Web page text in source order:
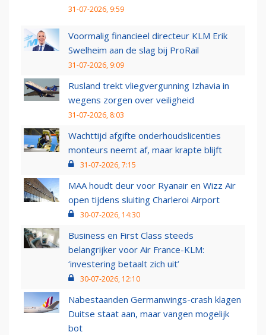
31-07-2026, 9:59
Voormalig financieel directeur KLM Erik
Swelheim aan de slag bij ProRail
31-07-2026, 9:09
Rusland trekt vliegvergunning Izhavia in
wegens zorgen over veiligheid
31-07-2026, 8:03
Wachttijd afgifte onderhoudslicenties
monteurs neemt af, maar krapte blijft
31-07-2026, 7:15
MAA houdt deur voor Ryanair en Wizz Air
open tijdens sluiting Charleroi Airport
30-07-2026, 14:30
Business en First Class steeds
belangrijker voor Air France-KLM:
‘investering betaalt zich uit’
30-07-2026, 12:10
Nabestaanden Germanwings-crash klagen
Duitse staat aan, maar vangen mogelijk
bot